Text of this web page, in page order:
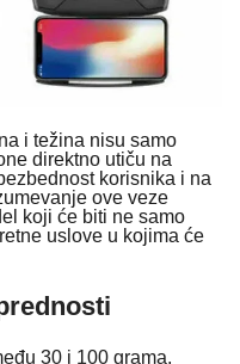
i težina nisu samo
direktno utiču na
korisnika i na
ove veze
koji će biti ne samo
uslove u kojima će
30 i 100 grama,